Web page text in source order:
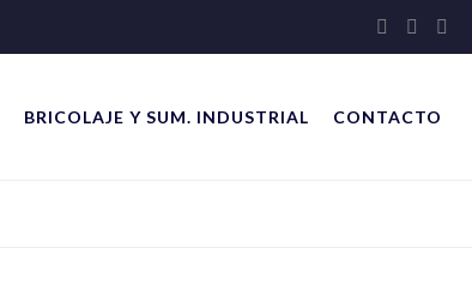
BRICOLAJE Y SUM. INDUSTRIAL CONTACTO